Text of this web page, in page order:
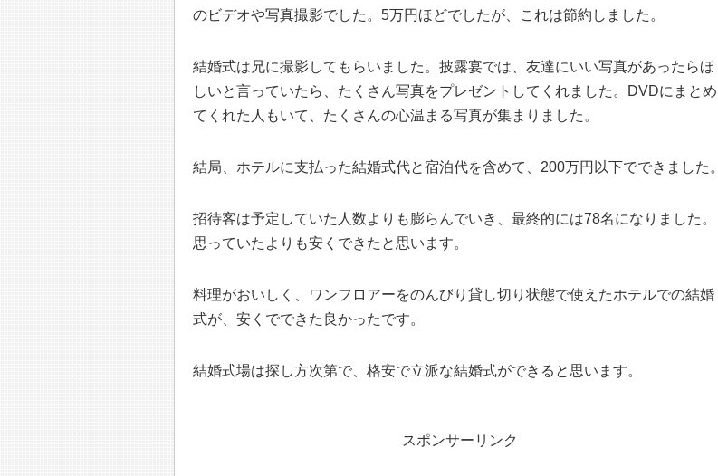
のビデオや写真撮影でした。5万円ほどでしたが、これは節約しました。
結婚式は兄に撮影してもらいました。披露宴では、友達にいい写真があったらほ
しいと言っていたら、たくさん写真をプレゼントしてくれました。DVDにまとめ
てくれた人もいて、たくさんの心温まる写真が集まりました。
結局、ホテルに支払った結婚式代と宿泊代を含めて、200万円以下でできました。
招待客は予定していた人数よりも膨らんでいき、最終的には78名になりました。
思っていたよりも安くできたと思います。
料理がおいしく、ワンフロアーをのんびり貸し切り状態で使えたホテルでの結婚
式が、安くでできた良かったです。
結婚式場は探し方次第で、格安で立派な結婚式ができると思います。
スポンサーリンク